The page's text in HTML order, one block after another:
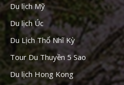
Du lịch Mỹ
Du lịch Úc
Du Lịch Thổ Nhĩ Kỳ
Tour Du Thuyền 5 Sao
Du lịch Hong Kong